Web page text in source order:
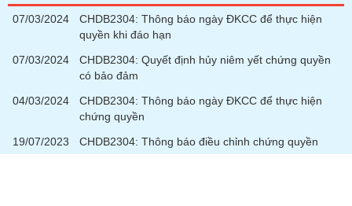
07/03/2024
CHDB2304: Thông báo ngày ĐKCC để thực hiện
quyền khi đáo hạn
07/03/2024
CHDB2304: Quyết định hủy niêm yết chứng quyền
có bảo đảm
04/03/2024
CHDB2304: Thông báo ngày ĐKCC để thực hiện
chứng quyền
19/07/2023
CHDB2304: Thông báo điều chỉnh chứng quyền